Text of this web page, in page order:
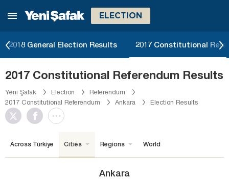
ELECTION
2018 General Election Results 2017 Constitutional
2017 Constitutional Referendum Results
Yeni Şafak Election
Referendum
2017 Constitutional Referendum
Ankara Election Results
Across Türkiye Cities Regions World
Ankara